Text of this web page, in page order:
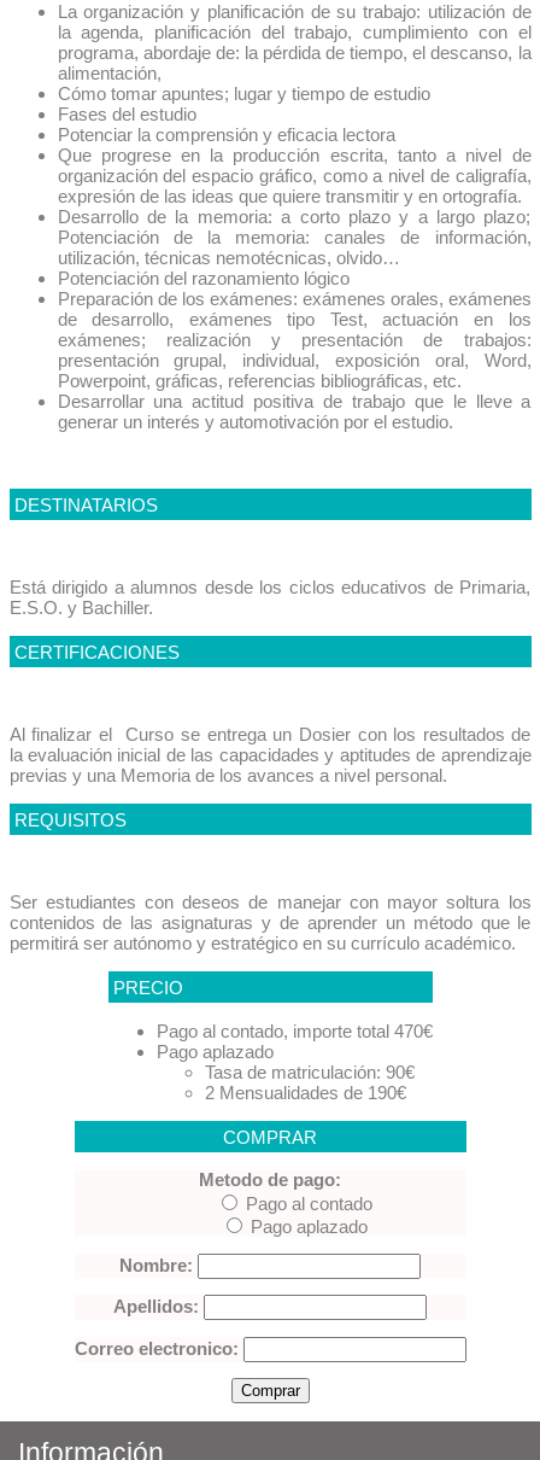
La organización y planificación de su trabajo: utilización de
la agenda, planificación del trabajo, cumplimiento con el
programa, abordaje de: la pérdida de tiempo, el descanso, la
alimentación,
Cómo tomar apuntes; lugar y tiempo de estudio
Fases del estudio
Potenciar la comprensión y eficacia lectora
Que progrese en la producción escrita, tanto a nivel de
organización del espacio gráfico, como a nivel de caligrafía,
expresión de las ideas que quiere transmitir y en ortografía.
Desarrollo de la memoria: a corto plazo y a largo plazo;
Potenciación de la memoria: canales de información,
utilización, técnicas nemotécnicas, olvido…
Potenciación del razonamiento lógico
Preparación de los exámenes: exámenes orales, exámenes
de desarrollo, exámenes tipo Test, actuación en los
exámenes; realización y presentación de trabajos:
presentación grupal, individual, exposición oral, Word,
Powerpoint, gráficas, referencias bibliográficas, etc.
Desarrollar una actitud positiva de trabajo que le lleve a
generar un interés y automotivación por el estudio.
DESTINATARIOS
Está dirigido a alumnos desde los ciclos educativos de Primaria,
E.S.O. y Bachiller.
CERTIFICACIONES
Al finalizar el Curso se entrega un Dosier con los resultados de
la evaluación inicial de las capacidades y aptitudes de aprendizaje
previas y una Memoria de los avances a nivel personal.
REQUISITOS
Ser estudiantes con deseos de manejar con mayor soltura los
contenidos de las asignaturas y de aprender un método que le
permitirá ser autónomo y estratégico en su currículo académico.
PRECIO
Pago al contado, importe total 470€
Pago aplazado
Tasa de matriculación: 90€
2 Mensualidades de 190€
COMPRAR
Metodo de pago:
Pago al contado
Pago aplazado
Nombre:
Apellidos:
Correo electronico:
Información